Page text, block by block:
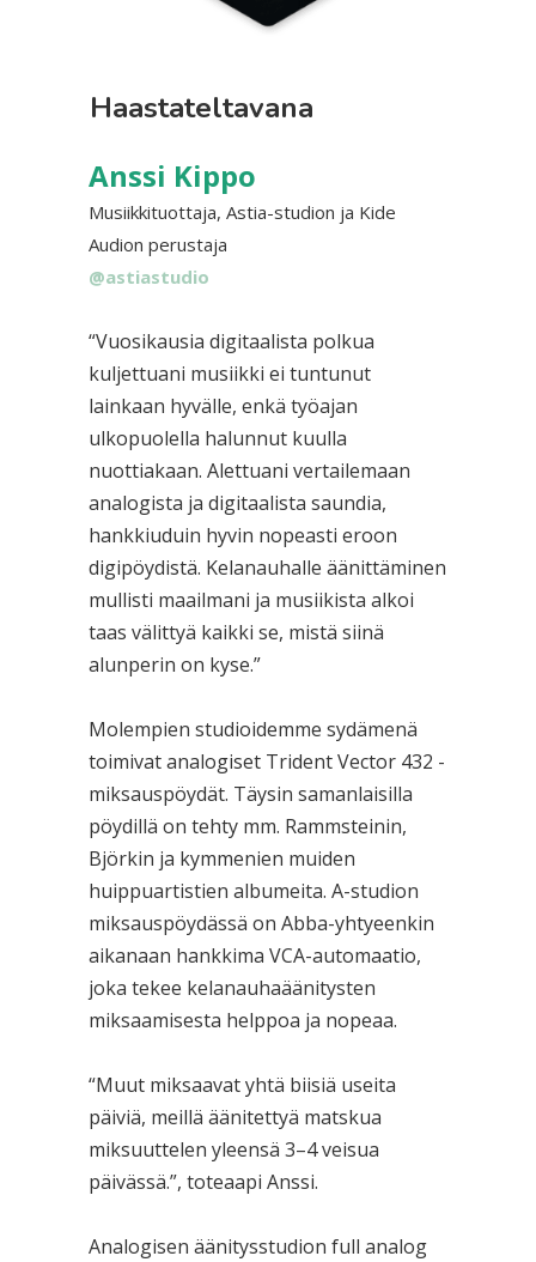
Haastateltavana
Anssi Kippo
Musiikkituottaja, Astia-studion ja Kide
Audion perustaja
@astiastudio
“Vuosikausia digitaalista polkua
kuljettuani musiikki ei tuntunut
lainkaan hyvälle, enkä työajan
ulkopuolella halunnut kuulla
nuottiakaan. Alettuani vertailemaan
analogista ja digitaalista saundia,
hankkiuduin hyvin nopeasti eroon
digipöydistä. Kelanauhalle äänittäminen
mullisti maailmani ja musiikista alkoi
taas välittyä kaikki se, mistä siinä
alunperin on kyse.”
Molempien studioidemme sydämenä
toimivat analogiset Trident Vector 432 -
miksauspöydät. Täysin samanlaisilla
pöydillä on tehty mm. Rammsteinin,
Björkin ja kymmenien muiden
huippuartistien albumeita. A-studion
miksauspöydässä on Abba-yhtyeenkin
aikanaan hankkima VCA-automaatio,
joka tekee kelanauhaäänitysten
miksaamisesta helppoa ja nopeaa.
“Muut miksaavat yhtä biisiä useita
päiviä, meillä äänitettyä matskua
miksuuttelen yleensä 3–4 veisua
päivässä.”, toteaapi Anssi.
Analogisen äänitysstudion full analog